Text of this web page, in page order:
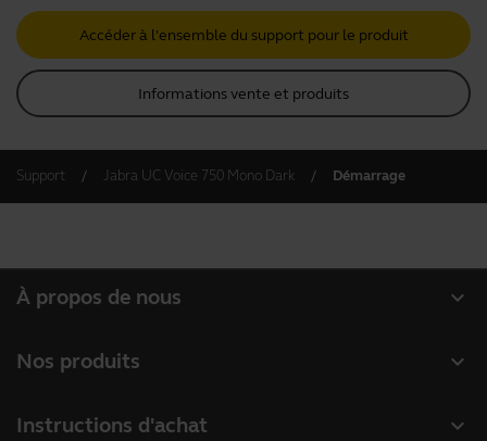
Accéder à l'ensemble du support pour le produit
Informations vente et produits
Support Jabra UC Voice 750 Mono Dark Démarrage
expand_more
À propos de nous
Durabilité
expand_more
Nos produits
expand_more
Instructions d'achat